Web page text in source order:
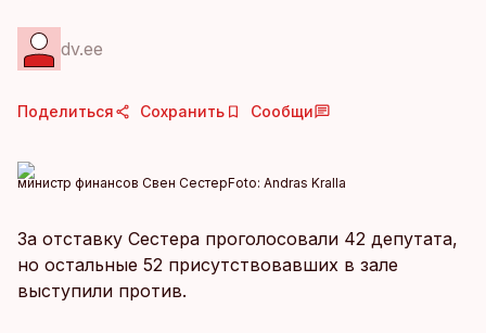
dv.ee
Поделиться Сохранить Сообщи
министр финансов Свен СестерFoto: Andras Kralla
За отставку Сестера проголосовали 42 депутата,
но остальные 52 присутствовавших в зале
выступили против.